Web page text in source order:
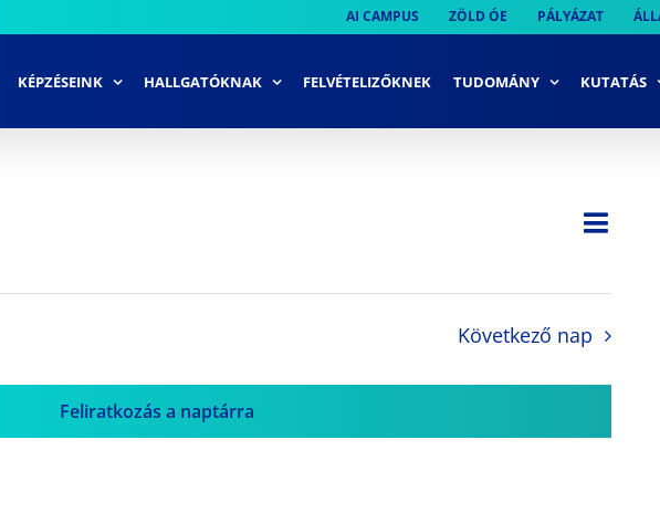
AI CAMPUS ZÖLD ÓE PÁLYÁZAT
KÉPZÉSEINK HALLGATÓKNAK FELVÉTELIZŐKNEK TUDOMÁNY KUTATÁS
Nap
Következő nap
Feliratkozás a naptárra